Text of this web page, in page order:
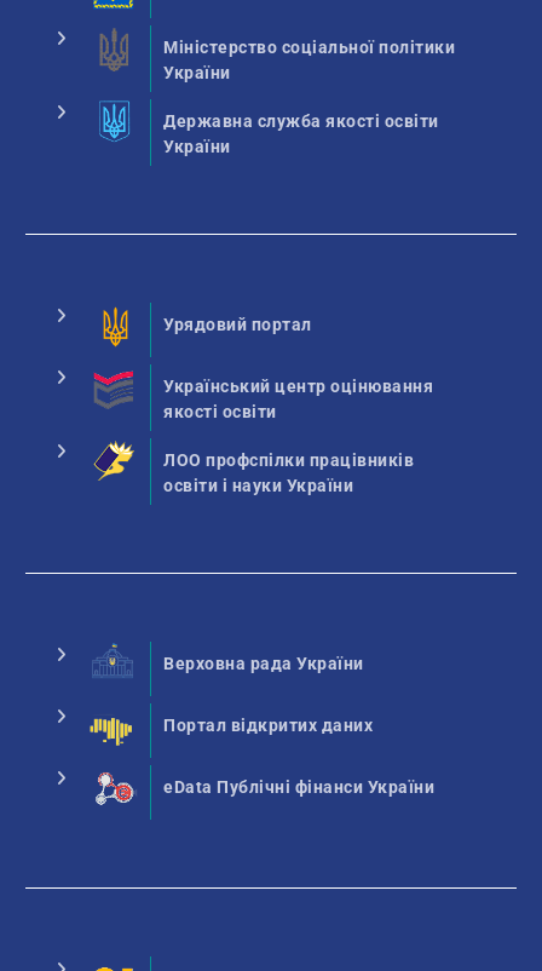
Міністерство соціальної політики
України
Державна служба якості освіти
України
Урядовий портал
Український центр оцінювання
якості освіти
ЛОО профспілки працівників
освіти і науки України
Верховна рада України
Портал відкритих даних
eData Публічні фінанси України